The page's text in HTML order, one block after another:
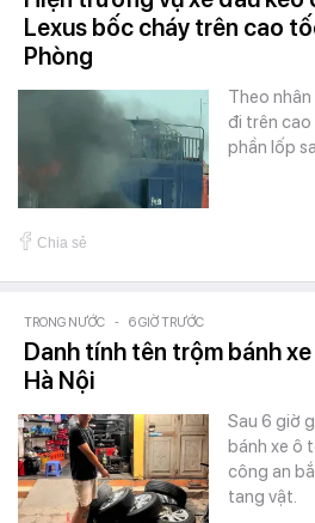
Lexus bốc cháy trên cao
Phòng
Theo
đi trên
phần lốp
Chia sẻ
TRONG NƯỚC - 6 GIỜ TRƯỚC
Danh tính tên trộm bánh
Hà Nội
Sau 6 giờ
bánh xe ô
công an
tang vật.